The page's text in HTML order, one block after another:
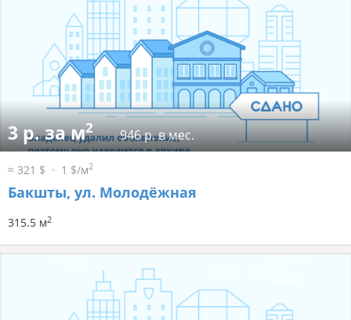
3 р. за м2 946 р. в мес.
≈ 321 $ 1 $/м2
Бакшты, ул. Молодёжная
315.5 м2